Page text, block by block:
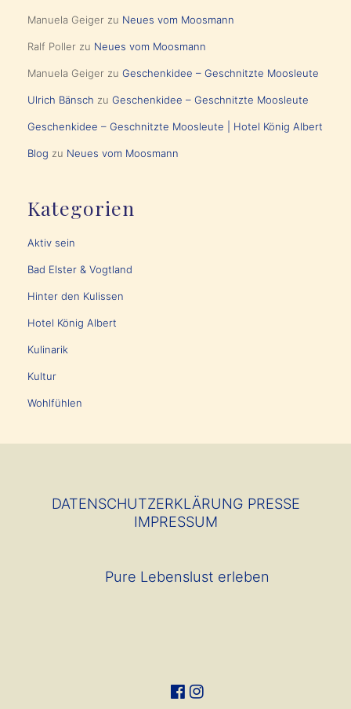
Manuela Geiger zu Neues vom Moosmann
Ralf Poller zu Neues vom Moosmann
Manuela Geiger zu Geschenkidee – Geschnitzte Moosleute
Ulrich Bänsch zu Geschenkidee – Geschnitzte Moosleute
Geschenkidee – Geschnitzte Moosleute | Hotel König Albert
Blog zu Neues vom Moosmann
Kategorien
Aktiv sein
Bad Elster & Vogtland
Hinter den Kulissen
Hotel König Albert
Kulinarik
Kultur
Wohlfühlen
DATENSCHUTZERKLÄRUNG PRESSE
IMPRESSUM
Pure Lebenslust erleben